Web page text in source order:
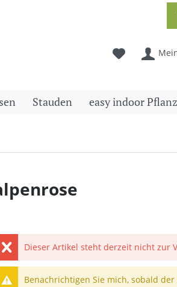
Stauden easy indoor
Dieser Artikel steht derzeit nicht zur
Benachrichtigen Sie mich, sobald